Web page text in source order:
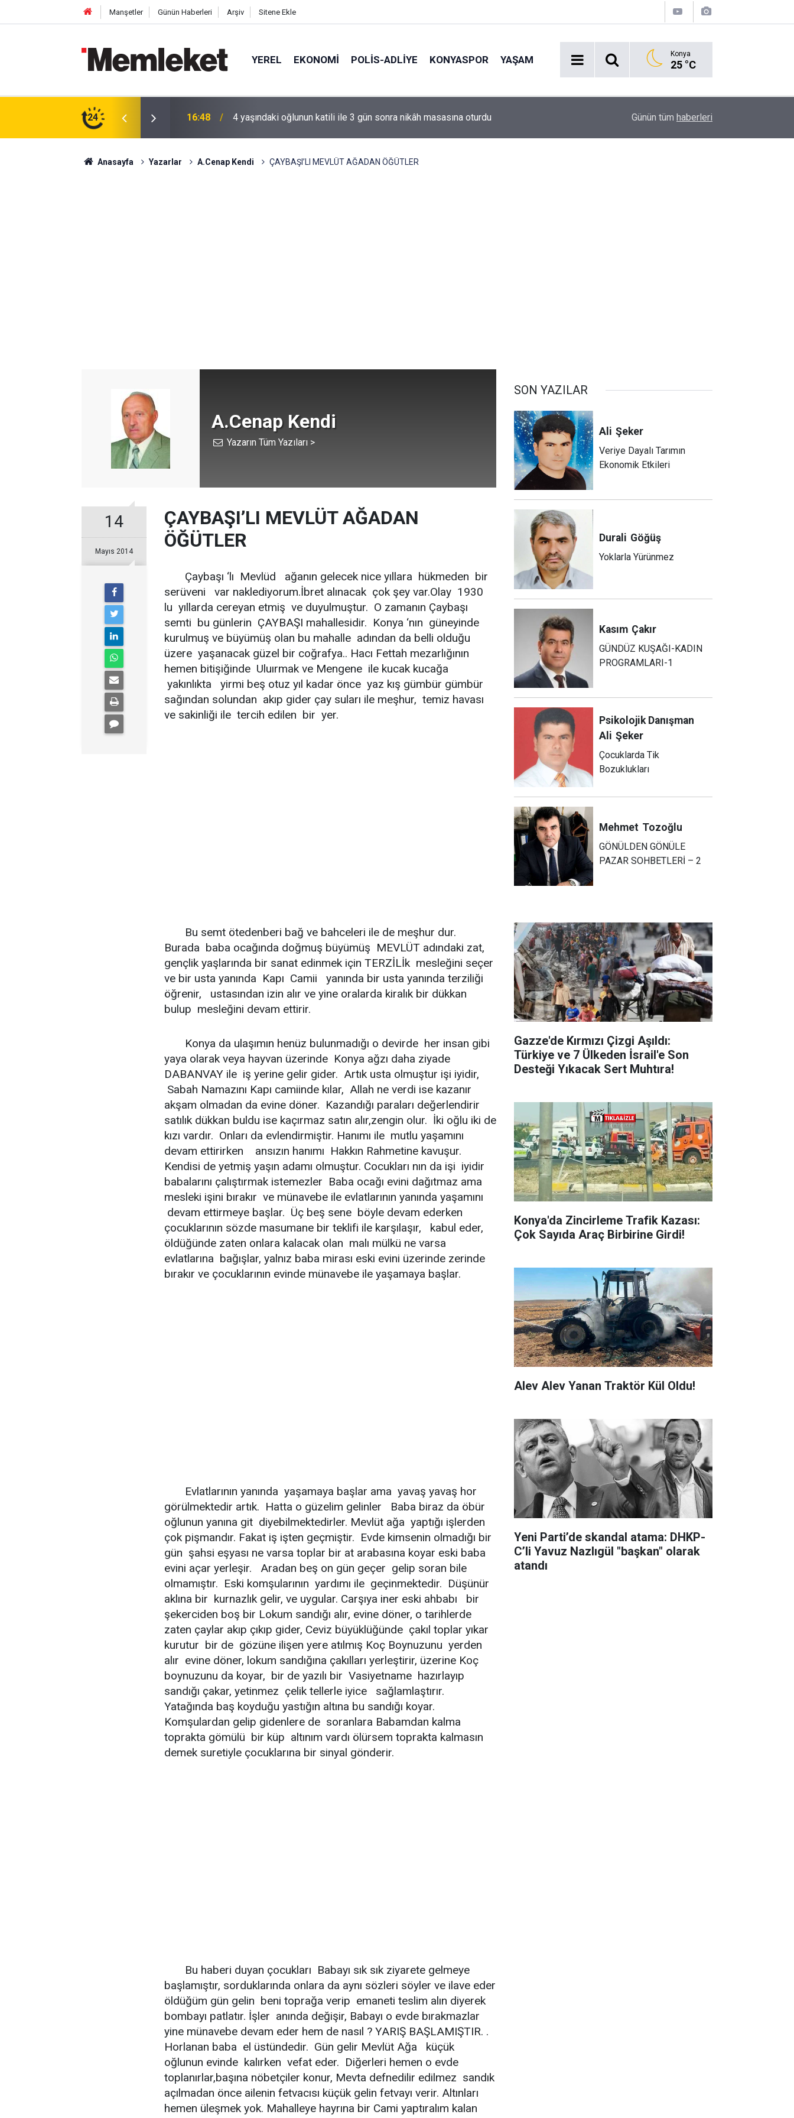
Manşetler Günün Haberleri Arşiv Sitene Ekle
YEREL EKONOMI POLİS-ADLİYE KONYASPOR YAŞAM Konya
25 °C
24
sonra nikâh masasına oturdu 16:44 Mahallede korku dolu anlar: Gaz hattı delindi Akaryakıt İstasyonunda Panik: Lastikçi
Günün tüm haberleri
Anasayfa Yazarlar A.Cenap Kendi ÇAYBAŞI’LI MEVLÜT AĞADAN ÖĞÜTLER
A.Cenap Kendi
Yazarın Tüm Yazıları >
14
Mayıs 2014
ÇAYBAŞI’LI MEVLÜT AĞADAN
ÖĞÜTLER
Çaybaşı ‘lı Mevlüd ağanın gelecek nice yıllara hükmeden bir
serüveni var naklediyorum.İbret alınacak çok şey var.Olay 1930
lu yıllarda cereyan etmiş ve duyulmuştur. O zamanın Çaybaşı
semti bu günlerin ÇAYBAŞI mahallesidir. Konya ‘nın güneyinde
kurulmuş ve büyümüş olan bu mahalle adından da belli olduğu
üzere yaşanacak güzel bir coğrafya.. Hacı Fettah mezarlığının
hemen bitişiğinde Uluırmak ve Mengene ile kucak kucağa
yakınlıkta yirmi beş otuz yıl kadar önce yaz kış gümbür gümbür
sağından solundan akıp gider çay suları ile meşhur, temiz havası
ve sakinliği ile tercih edilen bir yer.
Bu semt ötedenberi bağ ve bahceleri ile de meşhur dur.
Burada baba ocağında doğmuş büyümüş MEVLÜT adındaki zat,
gençlik yaşlarında bir sanat edinmek için TERZİLİk mesleğini seçer
ve bir usta yanında Kapı Camii yanında bir usta yanında terziliği
öğrenir, ustasından izin alır ve yine oralarda kiralık bir dükkan
bulup mesleğini devam ettirir.
Konya da ulaşımın henüz bulunmadığı o devirde her insan gibi
yaya olarak veya hayvan üzerinde Konya ağzı daha ziyade
DABANVAY ile iş yerine gelir gider. Artık usta olmuştur işi iyidir,
Sabah Namazını Kapı camiinde kılar, Allah ne verdi ise kazanır
akşam olmadan da evine döner. Kazandığı paraları değerlendirir
satılık dükkan buldu ise kaçırmaz satın alır,zengin olur. İki oğlu iki de
kızı vardır. Onları da evlendirmiştir. Hanımı ile mutlu yaşamını
devam ettirirken ansızın hanımı Hakkın Rahmetine kavuşur.
Kendisi de yetmiş yaşın adamı olmuştur. Cocukları nın da işi iyidir
babalarını çalıştırmak istemezler Baba ocağı evini dağıtmaz ama
mesleki işini bırakır ve münavebe ile evlatlarının yanında yaşamını
devam ettirmeye başlar. Üç beş sene böyle devam ederken
çocuklarının sözde masumane bir teklifi ile karşılaşır, kabul eder,
öldüğünde zaten onlara kalacak olan malı mülkü ne varsa
evlatlarına bağışlar, yalnız baba mirası eski evini üzerinde zerinde
bırakır ve çocuklarının evinde münavebe ile yaşamaya başlar.
Evlatlarının yanında yaşamaya başlar ama yavaş yavaş hor
görülmektedir artık. Hatta o güzelim gelinler Baba biraz da öbür
oğlunun yanına git diyebilmektedirler. Mevlüt ağa yaptığı işlerden
çok pişmandır. Fakat iş işten geçmiştir. Evde kimsenin olmadığı bir
gün şahsi eşyası ne varsa toplar bir at arabasına koyar eski baba
evini açar yerleşir. Aradan beş on gün geçer gelip soran bile
olmamıştır. Eski komşularının yardımı ile geçinmektedir. Düşünür
aklına bir kurnazlık gelir, ve uygular. Carşıya iner eski ahbabı bir
şekerciden boş bir Lokum sandığı alır, evine döner, o tarihlerde
zaten çaylar akıp çıkıp gider, Ceviz büyüklüğünde çakıl toplar yıkar
kurutur bir de gözüne ilişen yere atılmış Koç Boynuzunu yerden
alır evine döner, lokum sandığına çakılları yerleştirir, üzerine Koç
boynuzunu da koyar, bir de yazılı bir Vasiyetname hazırlayıp
sandığı çakar, yetinmez çelik tellerle iyice sağlamlaştırır.
Yatağında baş koyduğu yastığın altına bu sandığı koyar.
Komşulardan gelip gidenlere de soranlara Babamdan kalma
toprakta gömülü bir küp altınım vardı ölürsem toprakta kalmasın
demek suretiyle çocuklarına bir sinyal gönderir.
Bu haberi duyan çocukları Babayı sık sık ziyarete gelmeye
başlamıştır, sorduklarında onlara da aynı sözleri söyler ve ilave eder
öldüğüm gün gelin beni toprağa verip emaneti teslim alın diyerek
bombayı patlatır. İşler anında değişir, Babayı o evde bırakmazlar
yine münavebe devam eder hem de nasıl ? YARIŞ BAŞLAMIŞTIR. .
Horlanan baba el üstündedir. Gün gelir Mevlüt Ağa küçük
oğlunun evinde kalırken vefat eder. Diğerleri hemen o evde
toplanırlar,başına nöbetçiler konur, Mevta defnedilir edilmez sandık
açılmadan önce ailenin fetvacısı küçük gelin fetvayı verir. Altınları
hemen üleşmek yok. Mahalleye hayrına bir Cami yaptıralım kalan
SON YAZILAR
Ali Şeker
Veriye Dayalı Tarımın
Ekonomik Etkileri
Durali Göğüş
Yoklarla Yürünmez
Kasım Çakır
GÜNDÜZ KUŞAĞI-KADIN
PROGRAMLARI-1
Psikolojik Danışman
Ali Şeker
Çocuklarda Tik
Bozuklukları
Mehmet Tozoğlu
GÖNÜLDEN GÖNÜLE
PAZAR SOHBETLERİ – 2
Gazze'de Kırmızı Çizgi Aşıldı:
Türkiye ve 7 Ülkeden İsrail'e Son
Desteği Yıkacak Sert Muhtıra!
Konya'da Zincirleme Trafik Kazası:
Çok Sayıda Araç Birbirine Girdi!
Alev Alev Yanan Traktör Kül Oldu!
Yeni Parti’de skandal atama: DHKP-
C’li Yavuz Nazlıgül "başkan" olarak
atandı